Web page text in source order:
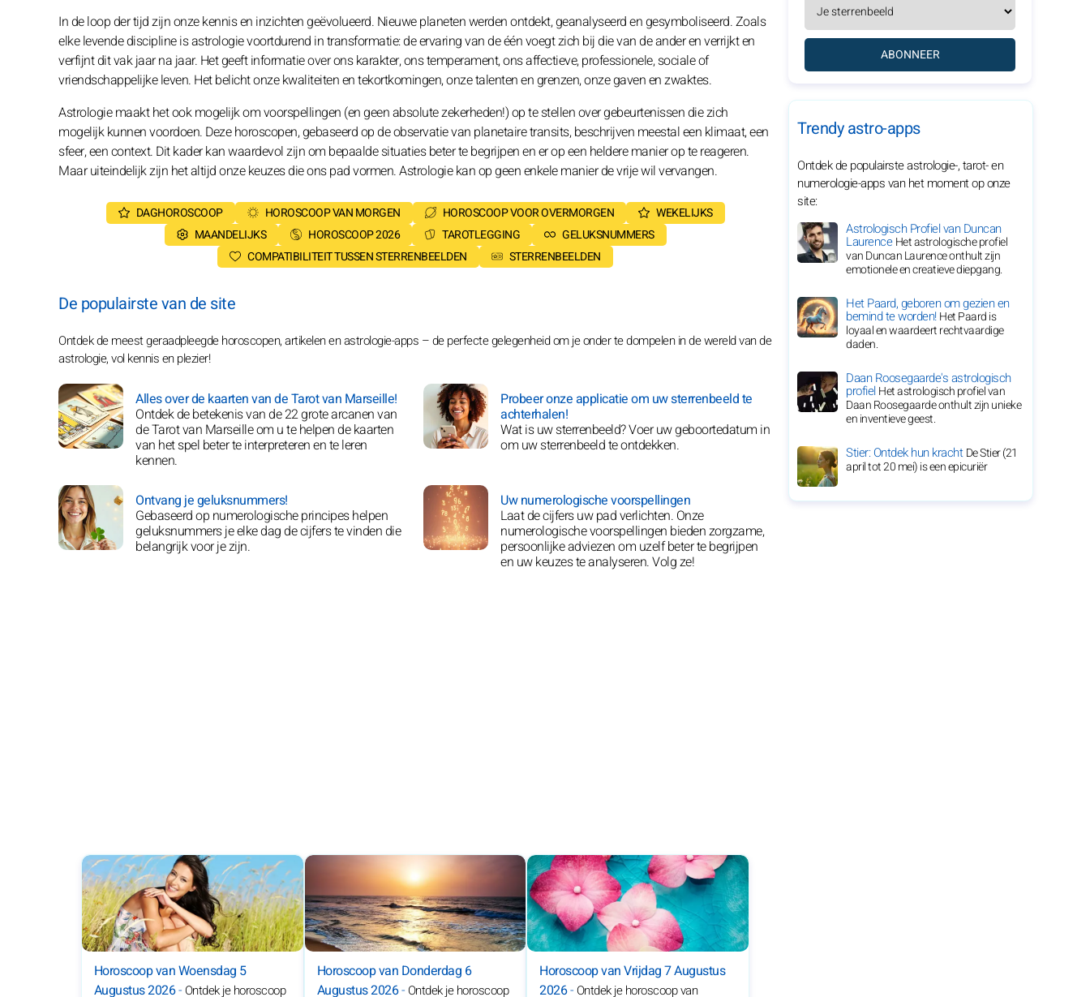
In de loop der tijd zijn onze kennis en inzichten geëvolueerd. Nieuwe planeten werden ontdekt, geanalyseerd en gesymboliseerd. Zoals
elke levende discipline is astrologie voortdurend in transformatie: de ervaring van de één voegt zich bij die van de ander en verrijkt en
verfijnt dit vak jaar na jaar. Het geeft informatie over ons karakter, ons temperament, ons affectieve, professionele, sociale of
vriendschappelijke leven. Het belicht onze kwaliteiten en tekortkomingen, onze talenten en grenzen, onze gaven en zwaktes.
Astrologie maakt het ook mogelijk om voorspellingen (en geen absolute zekerheden!) op te stellen over gebeurtenissen die zich
mogelijk kunnen voordoen. Deze horoscopen, gebaseerd op de observatie van planetaire transits, beschrijven meestal een klimaat, een
sfeer, een context. Dit kader kan waardevol zijn om bepaalde situaties beter te begrijpen en er op een heldere manier op te reageren.
Maar uiteindelijk zijn het altijd onze keuzes die ons pad vormen. Astrologie kan op geen enkele manier de vrije wil vervangen.
DAGHOROSCOOP HOROSCOOP VAN MORGEN HOROSCOOP VOOR OVERMORGEN
WEKELIJKS
MAANDELIJKS
HOROSCOOP 2026 TAROTLEGGING
GELUKSNUMMERS
COMPATIBILITEIT TUSSEN STERRENBEELDEN
STERRENBEELDEN
De populairste van de site
Ontdek de meest geraadpleegde horoscopen, artikelen en astrologie-apps – de perfecte gelegenheid om je onder te dompelen in de wereld van de
astrologie, vol kennis en plezier!
Alles over de kaarten van de Tarot van Marseille!
Ontdek de betekenis van de 22 grote arcanen van
de Tarot van Marseille om u te helpen de kaarten
van het spel beter te interpreteren en te leren
kennen.
Probeer onze applicatie om uw sterrenbeeld te
achterhalen!
Wat is uw sterrenbeeld? Voer uw geboortedatum in
om uw sterrenbeeld te ontdekken.
Ontvang je geluksnummers!
Gebaseerd op numerologische principes helpen
geluksnummers je elke dag de cijfers te vinden die
belangrijk voor je zijn.
Uw numerologische voorspellingen
Laat de cijfers uw pad verlichten. Onze
numerologische voorspellingen bieden zorgzame,
persoonlijke adviezen om uzelf beter te begrijpen
en uw keuzes te analyseren. Volg ze!
Horoscoop van Woensdag 5
Augustus 2026- Ontdek je horoscoop
Horoscoop van Donderdag 6
Augustus 2026- Ontdek je horoscoop
Horoscoop van Vrijdag 7 Augustus
2026- Ontdek je horoscoop van
ABONNEER
Trendy astro-apps
Ontdek de populairste astrologie-, tarot- en
numerologie-apps van het moment op onze
site:
Astrologisch Profiel van Duncan
LaurenceHet astrologische profiel
van Duncan Laurence onthult zijn
emotionele en creatieve diepgang.
Het Paard, geboren om gezien en
bemind te worden!Het Paard is
loyaal en waardeert rechtvaardige
daden.
Daan Roosegaarde's astrologisch
profielHet astrologisch profiel van
Daan Roosegaarde onthult zijn unieke
en inventieve geest.
Stier: Ontdek hun krachtDe Stier (21
april tot 20 mei) is een epicuriër